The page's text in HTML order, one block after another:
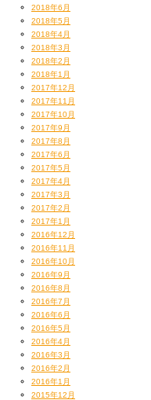
2018年6月
2018年5月
2018年4月
2018年3月
2018年2月
2018年1月
2017年12月
2017年11月
2017年10月
2017年9月
2017年8月
2017年6月
2017年5月
2017年4月
2017年3月
2017年2月
2017年1月
2016年12月
2016年11月
2016年10月
2016年9月
2016年8月
2016年7月
2016年6月
2016年5月
2016年4月
2016年3月
2016年2月
2016年1月
2015年12月